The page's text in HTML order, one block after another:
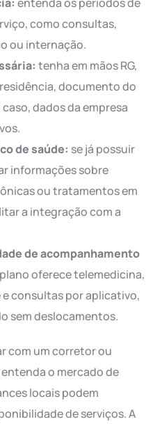
como consultas,
ou internação.
tenha em mãos RG,
documento do
dados da empresa
de saúde: se já possuir
informações sobre
ou tratamentos em
a integração com a
de acompanhamento
oferece telemedicina,
consultas por aplicativo,
sem deslocamentos.
com um corretor ou
o mercado de
locais podem
de serviços. A